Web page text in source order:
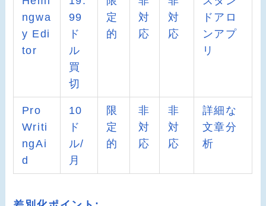
ngwa
y Edi
tor
99
ド
ル
買
切
定
的
対
応
対
応
ドアロ
ンアプ
リ
Pro
Writi
ngAi
d
10
ド
ル/
月
限
定
的
非
対
応
非
対
応
詳細な
文章分
析